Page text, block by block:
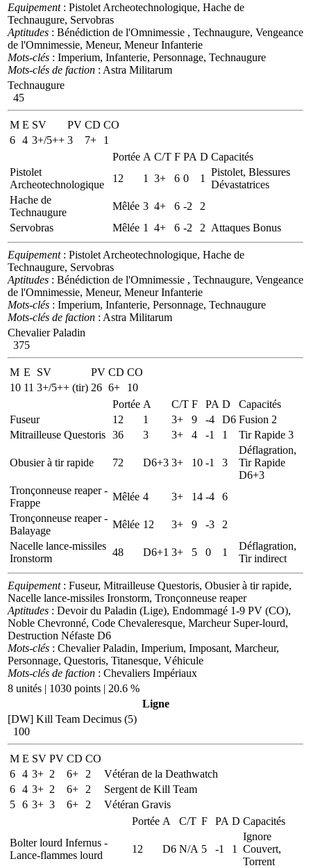
Equipement: Pistolet Archeotechnologique, Hache de
Technaugure, Servobras
Aptitudes : Bénédiction de l'Omnimessie , Technaugure, Vengeance
de l'Omnimessie, Meneur, Meneur Infanterie
Mots-clés : Imperium, Infanterie, Personnage, Technaugure
Mots-clés de faction : Astra Militarum
Technaugure
45
M E SV PV CD CO
6 4 3+/5++ 3 7+
1
Portée A C/T F PA D Capacités
Pistolet
Archeotechnologique
12 1 3+ 6 0 1
Pistolet, Blessures
Dévastatrices
Hache de
Technaugure
Mêlée 3 4+ 6 -2
2
Servobras
Mêlée 1 4+ 6 -2 2 Attaques Bonus
Equipement: Pistolet Archeotechnologique, Hache de
Technaugure, Servobras
Aptitudes : Bénédiction de l'Omnimessie , Technaugure, Vengeance
de l'Omnimessie, Meneur, Meneur Infanterie
Mots-clés : Imperium, Infanterie, Personnage, Technaugure
Mots-clés de faction : Astra Militarum
Chevalier Paladin
375
M E SV PV CD CO
10 11 3+/5++ (tir) 26 6+
10
Portée A C/T F PA D
Capacités
Fuseur
12 1 3+ 9 -4 D6 Fusion 2
Mitrailleuse Questoris 36 3 3+ 4 -1 1 Tir Rapide 3
Obusier à tir rapide 72 D6+3 3+ 10 -1 3
Déflagration,
Tir Rapide
D6+3
Tronçonneuse reaper -
Frappe
Mêlée 4 3+ 14 -4
6
Tronçonneuse reaper -
Balayage
Mêlée 12 3+ 9 -3
2
Nacelle lance-missiles
Ironstorm
48 D6+1 3+ 5 0 1
Déflagration,
Tir indirect
Equipement: Fuseur, Mitrailleuse Questoris, Obusier à tir rapide,
Nacelle lance-missiles Ironstorm, Tronçonneuse reaper
Aptitudes : Devoir du Paladin (Lige), Endommagé 1-9 PV (CO),
Noble Chevronné, Code Chevaleresque, Marcheur Super-lourd,
Destruction Néfaste D6
Mots-clés : Chevalier Paladin, Imperium, Imposant, Marcheur,
Personnage, Questoris, Titanesque, Véhicule
Mots-clés de faction : Chevaliers Impériaux
8 unités | 1030 points | 20.6 %
Ligne
[DW] Kill Team Decimus (5)
100
M E SV PV CD CO
6 4 3+ 2 6+ 2
Vétéran de la Deathwatch
6 4 3+ 2 6+ 2
Sergent de Kill Team
5 6 3+ 3 6+ 2
Vétéran Gravis
Portée A C/T F PA D Capacités
Bolter lourd Infernus -
Lance-flammes lourd
12 D6 N/A 5 -1 1
Ignore
Couvert,
Torrent